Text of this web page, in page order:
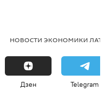
НОВОСТИ ЭКОНОМИКИ
Дзен Telegram